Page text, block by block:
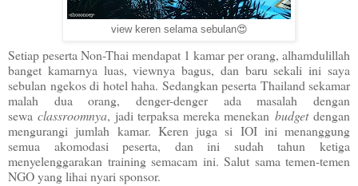
view keren selama sebulan😍
Setiap peserta Non-Thai mendapat 1 kamar per orang, alhamdulillah
banget kamarnya luas, viewnya bagus, dan baru sekali ini saya
sebulan ngekos di hotel haha. Sedangkan peserta Thailand sekamar
malah dua orang, denger-denger ada masalah dengan
sewaclassroomnya, jadi terpaksa mereka menekan budgetdengan
mengurangi jumlah kamar. Keren juga si IOI ini menanggung
semua akomodasi peserta, dan ini sudah tahun ketiga
menyelenggarakan training semacam ini. Salut sama temen-temen
NGO yang lihai nyari sponsor.